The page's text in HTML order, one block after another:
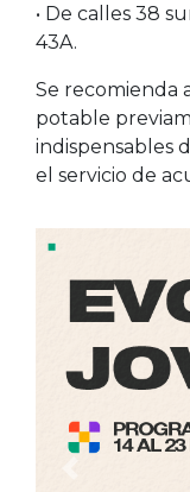
• De calles 38
43A.
Se recomienda
potable
indispensables
el servicio de